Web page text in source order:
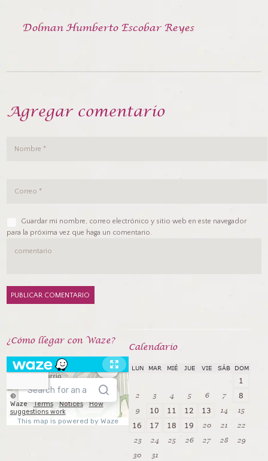
Dolman Humberto Escobar Reyes
Agregar comentario
Guardar mi nombre, correo electrónico y sitio web en este navegador
para la próxima vez que haga un comentario.
¿Cómo llegar con Waze?
Calendarío
LUN MAR MIÉ JUE VIE SÁB DOM
1
2 3 4 5 6 7 8
9 10 11 12 13 14 15
16 17 18 19 20 21
22
23
24 25 26 27 28
29
30
31